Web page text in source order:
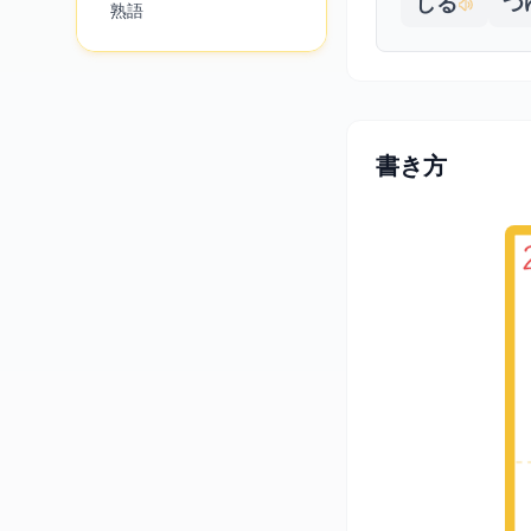
熟語
書き方